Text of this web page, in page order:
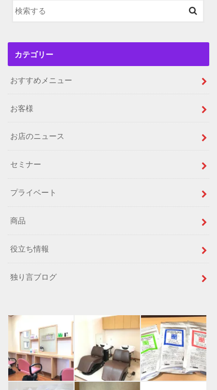
カテゴリー
おすすめメニュー
お客様
お店のニュース
セミナー
プライベート
商品
役立ち情報
独り言ブログ